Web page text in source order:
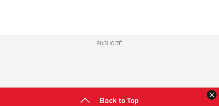
PUBLICITÉ
Back to Top